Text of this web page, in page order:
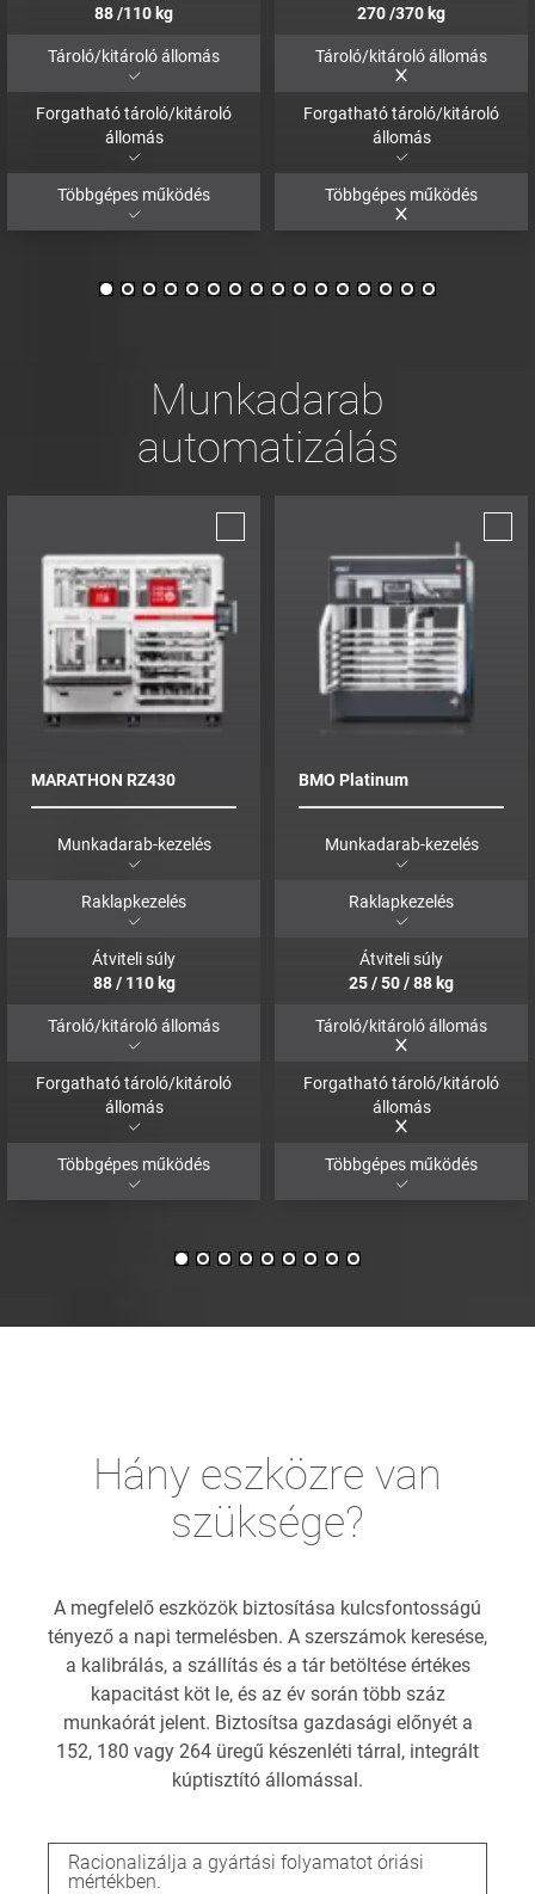
88/110 kg
Tároló/kitároló állomás
Forgatható tároló/kitároló
állomás
Többgépes működés
270/370 kg
Tároló/kitároló állomás
Forgatható tároló/kitároló
állomás
Többgépes működés
Munkadarab
automatizálás
MARATHON RZ430
Munkadarab-kezelés
Raklapkezelés
Átviteli súly
88 / 110 kg
Tároló/kitároló állomás
Forgatható tároló/kitároló
állomás
Többgépes működés
BMO Platinum
Munkadarab-kezelés
Raklapkezelés
Átviteli súly
25/50/88 kg
Tároló/kitároló állomás
Forgatható tároló/kitároló
állomás
Többgépes működés
Hány eszközre van
szüksége?
A megfelelő eszközök biztosítása kulcsfontosságú
tényező a napi termelésben. A szerszámok keresése,
a kalibrálás, a szállítás és a tár betöltése értékes
kapacitást köt le, és az év során több száz
munkaórát jelent. Biztosítsa gazdasági előnyét a
152, 180 vagy 264 üregű készenléti tárral, integrált
kúptisztító állomással.
Racionalizálja a gyártási folyamatot óriási
mértékben.